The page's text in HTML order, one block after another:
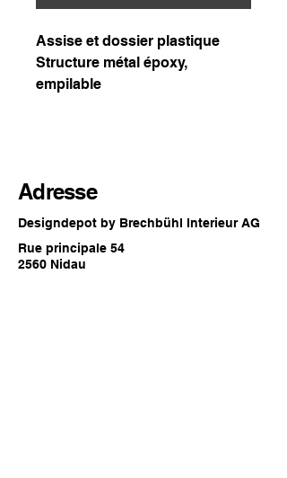
Assise et dossier plastique
Structure métal époxy,
empilable
Adresse
Designdepot by Brechbühl Interieur AG
Rue principale 54
2560 Nidau